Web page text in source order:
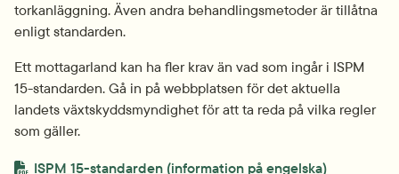
torkanläggning. Även andra behandlingsmetoder är tillåtna
enligt standarden.
Ett mottagarland kan ha fler krav än vad som ingår i ISPM
15-standarden. Gå in på webbplatsen för det aktuella
landets växtskyddsmyndighet för att ta reda på vilka regler
som gäller.
PDF-fil.
ISPM 15-standarden (information på engelska)